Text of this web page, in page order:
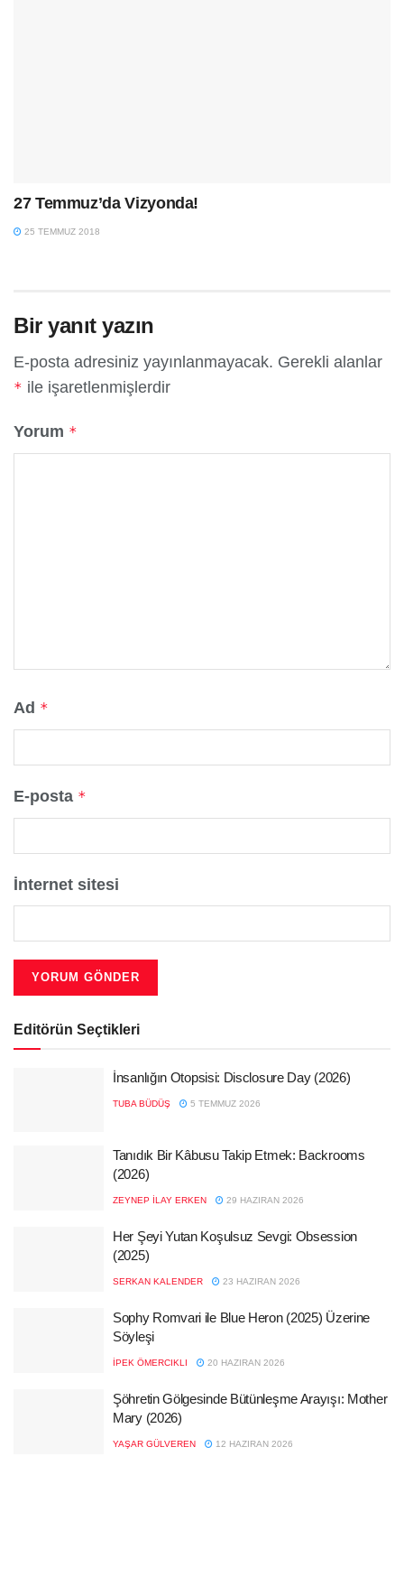
27 Temmuz’da Vizyonda!
25 TEMMUZ 2018
Bir yanıt yazın
E-posta adresiniz yayınlanmayacak. Gerekli alanlar
* ile işaretlenmişlerdir
Yorum *
Ad *
E-posta *
İnternet sitesi
Editörün Seçtikleri
İnsanlığın Otopsisi: Disclosure Day (2026)
TUBA BÜDÜŞ 5 TEMMUZ 2026
Tanıdık Bir Kâbusu Takip Etmek: Backrooms
(2026)
ZEYNEP İLAY ERKEN 29 HAZIRAN 2026
Her Şeyi Yutan Koşulsuz Sevgi: Obsession
(2025)
SERKAN KALENDER 23 HAZIRAN 2026
Sophy Romvari ile Blue Heron (2025) Üzerine
Söyleşi
İPEK ÖMERCIKLI 20 HAZIRAN 2026
Şöhretin Gölgesinde Bütünleşme Arayışı: Mother
Mary (2026)
YAŞAR GÜLVEREN 12 HAZIRAN 2026